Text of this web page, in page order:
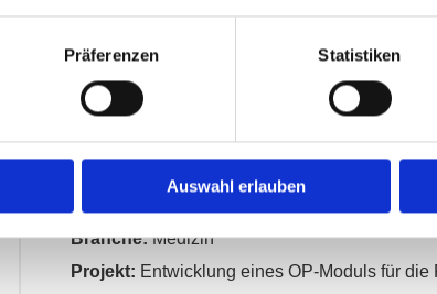
Präferenzen Statistiken
Auswahl erlauben
Branche:Medien
Projekt:Entwicklung einer Zeiterfassungs-
Position:
Beratung, Software-Architektur &
Branche:Medizin
Projekt: Entwicklung eines OP-Moduls für